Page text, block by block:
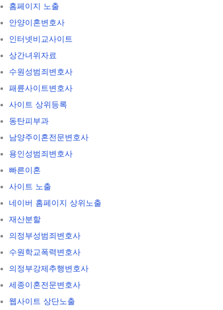
홈페이지 노출
안양이혼변호사
인터넷비교사이트
상간녀위자료
수원성범죄변호사
패륜사이트변호사
사이트 상위등록
동탄피부과
남양주이혼전문변호사
용인성범죄변호사
빠른이혼
사이트 노출
네이버 홈페이지 상위노출
재산분할
의정부성범죄변호사
수원학교폭력변호사
의정부강제추행변호사
세종이혼전문변호사
웹사이트 상단노출